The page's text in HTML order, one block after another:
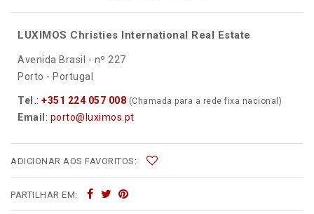
LUXIMOS Christies International Real Estate
Avenida Brasil - nº 227
Porto - Portugal
Tel.: +351 224 057 008 (Chamada para a rede fixa nacional)
Email : porto@luximos.pt
ADICIONAR AOS FAVORITOS:
PARTILHAR EM: